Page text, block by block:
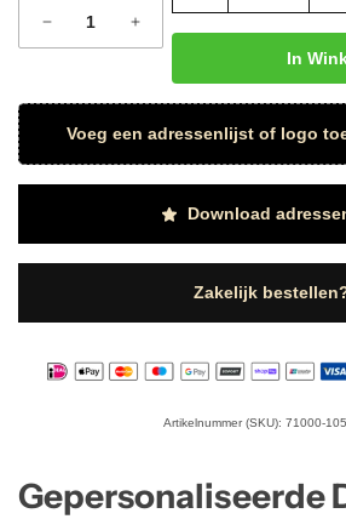
In
Voeg een adressenlijst of logo
Download
Zakelijk
Artikelnummer (SKU): 71000-
Gepersonaliseerde